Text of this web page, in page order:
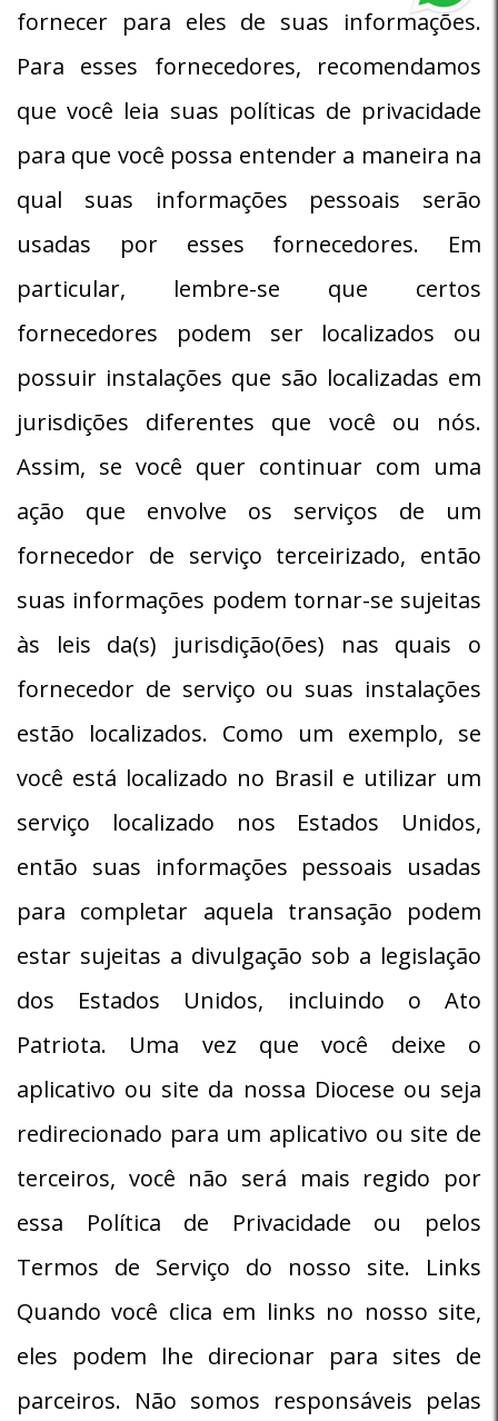
fornecer para eles de suas informações.
Para esses fornecedores, recomendamos
que você leia suas políticas de privacidade
para que você possa entender a maneira na
qual suas informações pessoais serão
usadas por esses fornecedores. Em
particular, lembre-se que certos
fornecedores podem ser localizados ou
possuir instalações que são localizadas em
jurisdições diferentes que você ou nós.
Assim, se você quer continuar com uma
ação que envolve os serviços de um
fornecedor de serviço terceirizado, então
suas informações podem tornar-se sujeitas
às leis da(s) jurisdição(ões) nas quais o
fornecedor de serviço ou suas instalações
estão localizados. Como um exemplo, se
você está localizado no Brasil e utilizar um
serviço localizado nos Estados Unidos,
então suas informações pessoais usadas
para completar aquela transação podem
estar sujeitas a divulgação sob a legislação
dos Estados Unidos, incluindo o Ato
Patriota. Uma vez que você deixe o
aplicativo ou site da nossa Diocese ou seja
redirecionado para um aplicativo ou site de
terceiros, você não será mais regido por
essa Política de Privacidade ou pelos
Termos de Serviço do nosso site. Links
Quando você clica em links no nosso site,
eles podem lhe direcionar para sites de
parceiros. Não somos responsáveis pelas